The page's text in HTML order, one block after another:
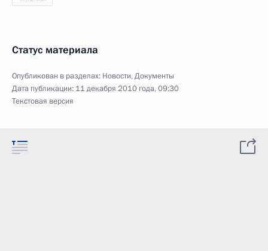
Статус материала
Опубликован в разделах: Новости,Документы
Дата публикации: 11 декабря 2010 года, 09:30
Текстовая версия